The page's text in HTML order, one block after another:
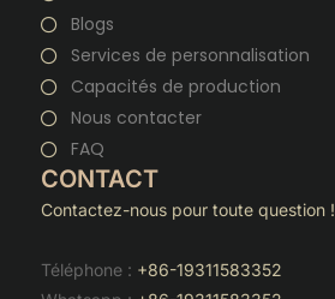
Blogs
Services de personnalisation
Capacités de production
Nous contacter
FAQ
CONTACT
Contactez-nous pour toute question !
Téléphone : +86-19311583352